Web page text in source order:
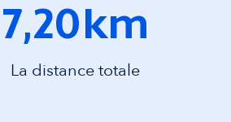
7,20km
La distance totale